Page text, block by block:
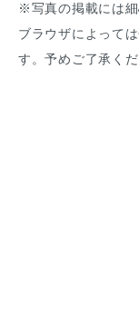
※写真の掲載には
ブラウザによって
す。予めご了承くだ